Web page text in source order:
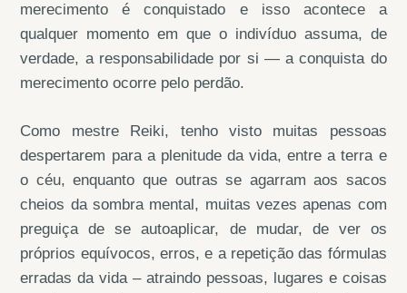
merecimento é conquistado e isso acontece a
qualquer momento em que o indivíduo assuma, de
verdade, a responsabilidade por si — a conquista do
merecimento ocorre pelo perdão.
Como mestre Reiki, tenho visto muitas pessoas
despertarem para a plenitude da vida, entre a terra e
o céu, enquanto que outras se agarram aos sacos
cheios da sombra mental, muitas vezes apenas com
preguiça de se autoaplicar, de mudar, de ver os
próprios equívocos, erros, e a repetição das fórmulas
erradas da vida – atraindo pessoas, lugares e coisas